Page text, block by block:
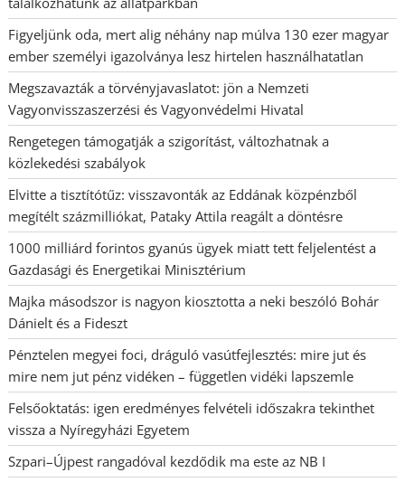
Figyeljünk oda, mert alig néhány nap múlva 130 ezer magyar
ember személyi igazolványa lesz hirtelen használhatatlan
Megszavazták a törvényjavaslatot: jön a Nemzeti
Vagyonvisszaszerzési és Vagyonvédelmi Hivatal
Rengetegen támogatják a szigorítást, változhatnak a
közlekedési szabályok
Elvitte a tisztítótűz: visszavonták az Eddának közpénzből
megítélt százmilliókat, Pataky Attila reagált a döntésre
1000 milliárd forintos gyanús ügyek miatt tett feljelentést a
Gazdasági és Energetikai Minisztérium
Majka másodszor is nagyon kiosztotta a neki beszóló Bohár
Dánielt és a Fideszt
Pénztelen megyei foci, dráguló vasútfejlesztés: mire jut és
mire nem jut pénz vidéken – független vidéki lapszemle
Felsőoktatás: igen eredményes felvételi időszakra tekinthet
vissza a Nyíregyházi Egyetem
Szpari–Újpest rangadóval kezdődik ma este az NB I